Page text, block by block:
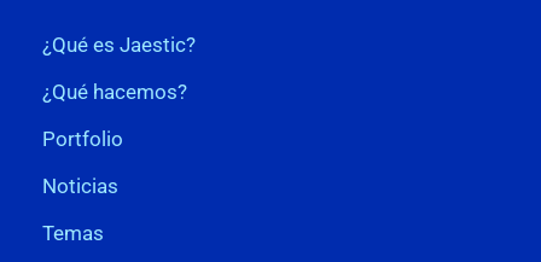
¿Qué es Jaestic?
¿Qué hacemos?
Portfolio
Noticias
Temas